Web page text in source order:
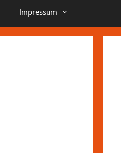
Impressum